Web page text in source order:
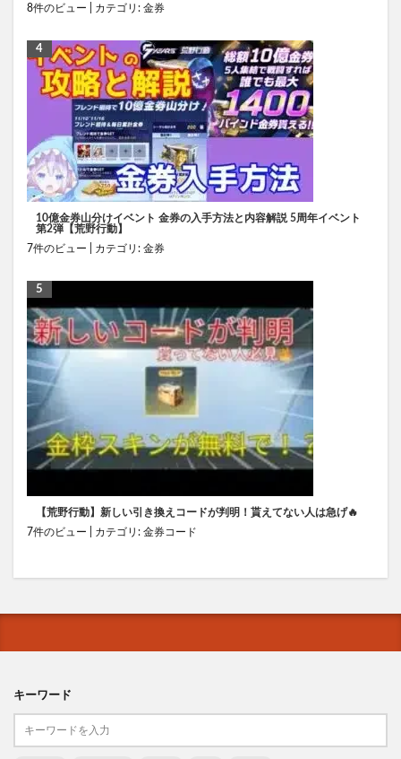
8件のビュー カテゴリ: 金券
10億金券山分けイベント 金券の入手方法と内容解説 5周年イベント
第2弾【荒野行動】
7件のビュー
カテゴリ: 金券
【荒野行動】新しい引き換えコードが判明！貰えてない人は急げ🔥
7件のビュー
カテゴリ: 金券コード
キーワード